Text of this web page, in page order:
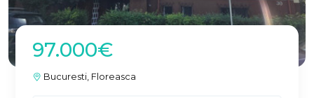
97.000€
Bucuresti, Floreasca